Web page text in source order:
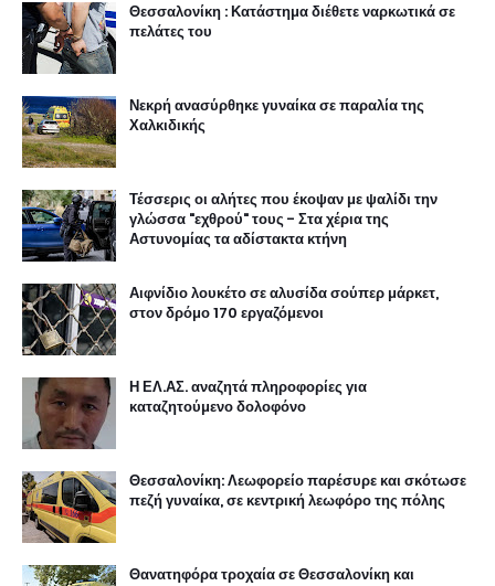
Θεσσαλονίκη : Κατάστημα διέθετε ναρκωτικά σε
πελάτες του
Νεκρή ανασύρθηκε γυναίκα σε παραλία της
Χαλκιδικής
Τέσσερις οι αλήτες που έκοψαν με ψαλίδι την
γλώσσα "εχθρού" τους - Στα χέρια της
Αστυνομίας τα αδίστακτα κτήνη
Αιφνίδιο λουκέτο σε αλυσίδα σούπερ μάρκετ,
στον δρόμο 170 εργαζόμενοι
Η ΕΛ.ΑΣ. αναζητά πληροφορίες για
καταζητούμενο δολοφόνο
Θεσσαλονίκη: Λεωφορείο παρέσυρε και σκότωσε
πεζή γυναίκα, σε κεντρική λεωφόρο της πόλης
Θανατηφόρα τροχαία σε Θεσσαλονίκη και